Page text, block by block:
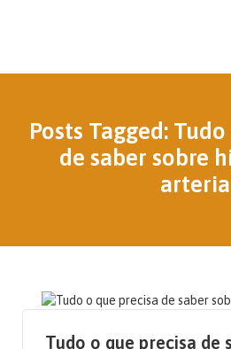
Posts Tagged:
de saber sobre
Tudo o que precisa de